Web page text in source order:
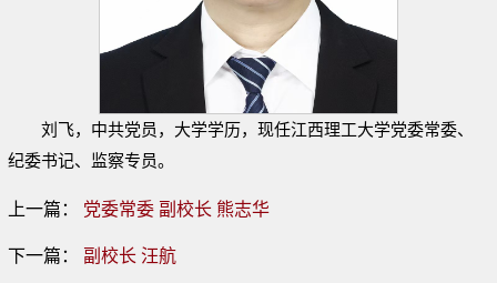
刘飞，中共党员，大学学历，现任江西理工大学党委常委、
纪委书记、监察专员。
上一篇： 党委常委 副校长 熊志华
下一篇： 副校长 汪航